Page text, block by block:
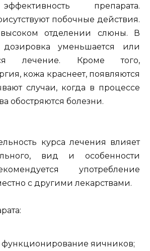
препарата.
побочные действия.
отделении слюны. В
уменьшается или
лечение. Кроме того,
кожа краснеет, появляются
случаи, когда в процессе
обостряются болезни.
курса лечения влияет
вид и особенности
употребление
с другими лекарствами.
функционирование яичников;